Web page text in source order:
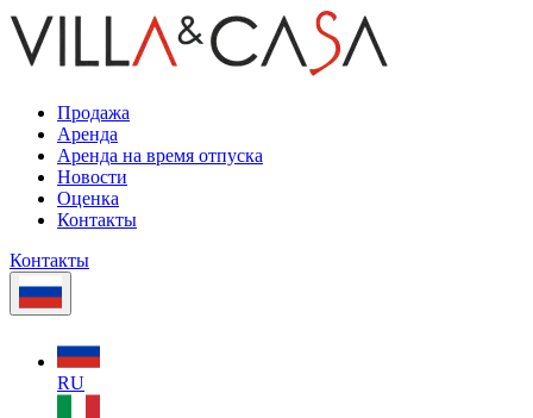
Продажа
Аренда
Аренда на время отпуска
Новости
Оценка
Контакты
Контакты
RU